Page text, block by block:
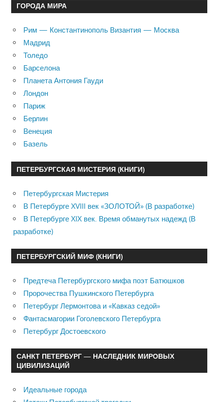
ГОРОДА МИРА
Рим — Константинополь Византия — Москва
Мадрид
Толедо
Барселона
Планета Антония Гауди
Лондон
Париж
Берлин
Венеция
Базель
ПЕТЕРБУРГСКАЯ МИСТЕРИЯ (КНИГИ)
Петербургская Мистерия
В Петербурге XVIII век «ЗОЛОТОЙ» (В разработке)
В Петербурге XIX век. Время обманутых надежд (В
разработке)
ПЕТЕРБУРГСКИЙ МИФ (КНИГИ)
Предтеча Петербургского мифа поэт Батюшков
Пророчества Пушкинского Петербурга
Петербург Лермонтова и «Кавказ седой»
Фантасмагории Гоголевского Петербурга
Петербург Достоевского
САНКТ ПЕТЕРБУРГ — НАСЛЕДНИК МИРОВЫХ
ЦИВИЛИЗАЦИЙ
Идеальные города